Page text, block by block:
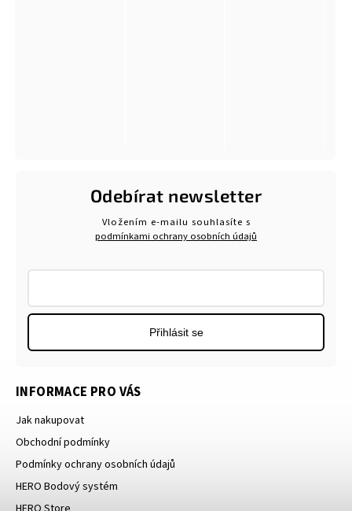
INFORMACE PRO VÁS
Jak nakupovat
Obchodní podmínky
Podmínky ochrany osobních údajů
HERO Bodový systém
Odebírat newsletter
Vložením e-mailu souhlasíte s
podmínkami ochrany osobních údajů
Přihlásit se